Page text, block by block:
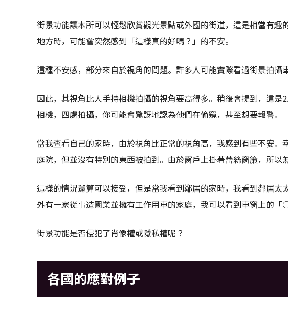
街景功能讓本所可以輕鬆欣賞觀光景點或外國的街道，這是相當有趣
地方時，可能會突然感到「這樣真的好嗎？」的不安。
這種不安感，部分來自於視角的問題。許多人可能實際看過街景拍攝
因此，其視角比人手持相機拍攝的視角要高得多。稍後會提到，這是
相機，四處拍攝，你可能會驚訝地認為他們在偷窺，甚至想要報警。
當我查看自己的家時，由於視角比正常的視角高，我感到有些不安。
庭院，但並沒有特別的東西被拍到。由於窗戶上掛著蕾絲窗簾，所以
這樣的情況還算可以接受，但是當我看到鄰居的家時，我看到鄰居太
外有一家從事造園業並擁有工作用車的家庭，我可以看到車窗上的「
街景功能是否侵犯了肖像權或隱私權呢？
各國的應對例子